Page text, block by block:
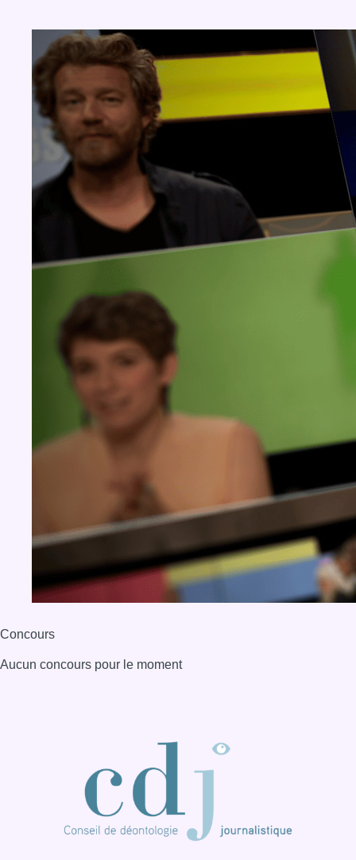
Concours
Aucun concours pour le moment